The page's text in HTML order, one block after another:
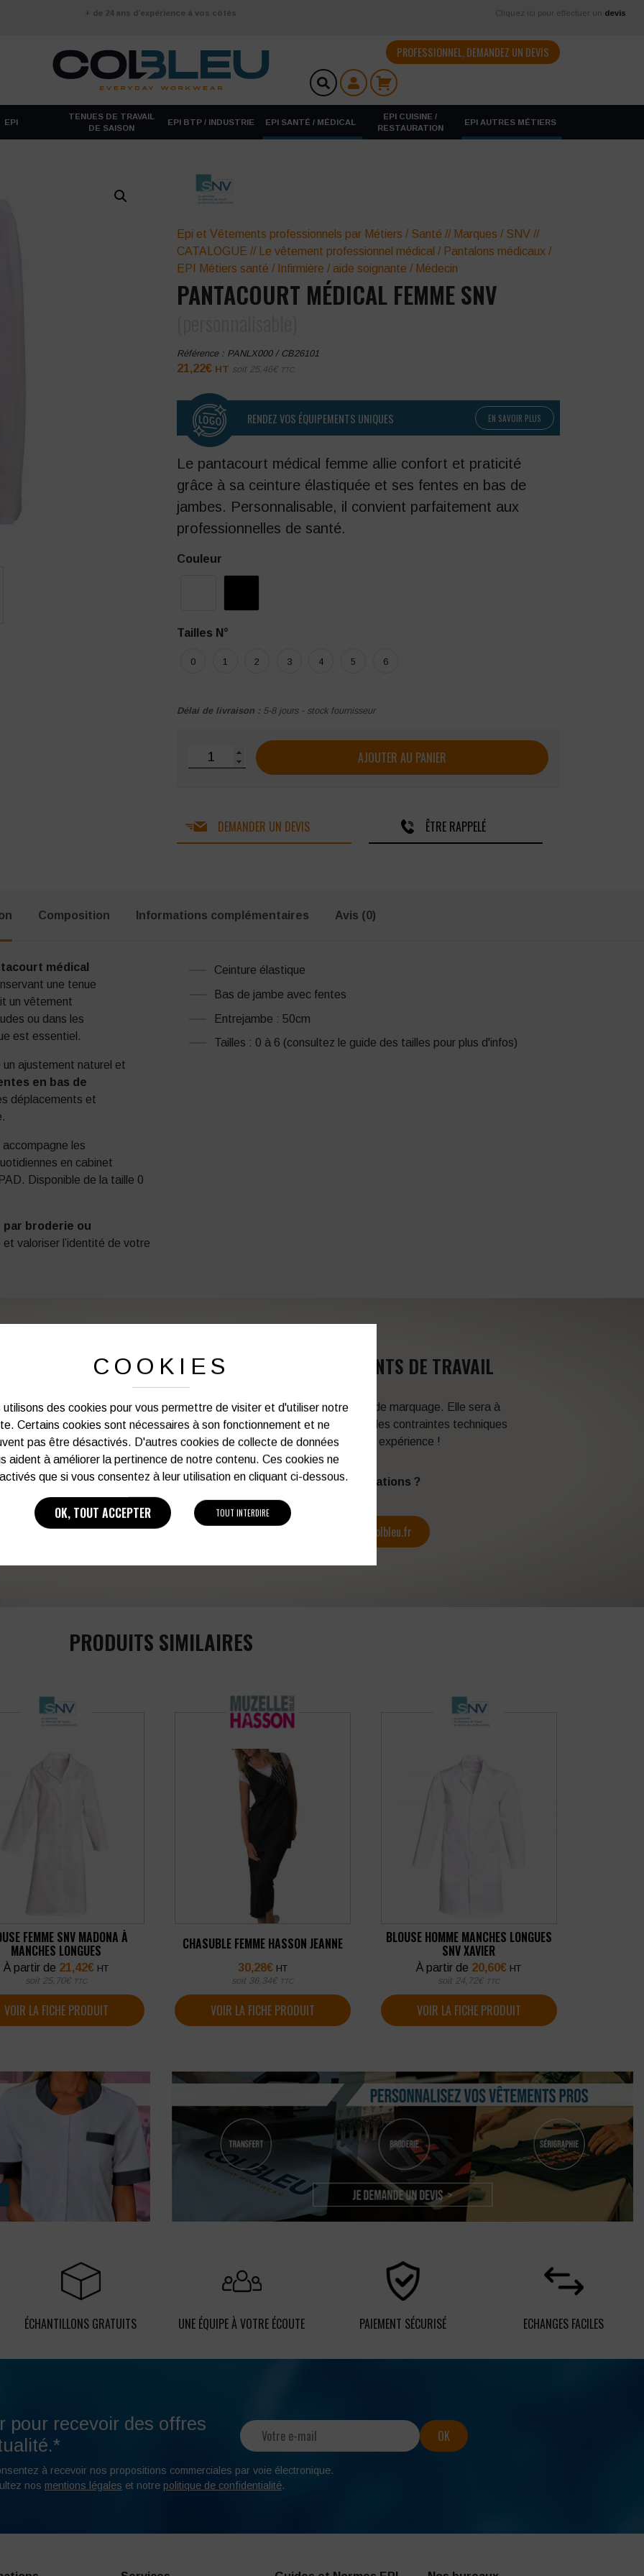
+ de 24 ans d’expérience à vos côtés Cliquez ici pour effectuer un devis
PROFESSIONNEL, DEMANDEZ UN DEVIS
EPI
TENUES DE TRAVAIL
DE SAISON
EPI BTP / INDUSTRIE EPI SANTÉ / MÉDICAL
EPI CUISINE /
RESTAURATION
EPI AUTRES MÉTIERS
Epi et Vêtements professionnels par Métiers / Santé // Marques / SNV //
CATALOGUE // Le vêtement professionnel médical / Pantalons médicaux /
EPI Métiers santé / Infirmière / aide soignante / Médecin
PANTACOURT MÉDICAL FEMME SNV
Référence : PANLX000 / CB26101
21,22€ HT soit 25,46€ TTC
RENDEZ VOS ÉQUIPEMENTS UNIQUES EN SAVOIR PLUS
Le pantacourt médical femme allie confort et praticité
grâce à sa ceinture élastiquée et ses fentes en bas de
jambes. Personnalisable, il convient parfaitement aux
professionnelles de santé.
Couleur
Tailles N°
0 1 2 3 4 5 6
Délai de livraison : 5-8 jours - stock fournisseur
quantité de Pantacourt médical femme SNV
AJOUTER AU PANIER
DEMANDER UN DEVIS ÊTRE RAPPELÉ
Composition Informations complémentaires Avis (0)
médical
une tenue
un vêtement
ou dans les
est essentiel.
un ajustement naturel et
en bas de
déplacements et
les
en cabinet
Disponible de la taille 0
par broderie ou
valoriser l’identité de votre
Ceinture élastique
Bas de jambe avec fentes
Entrejambe : 50cm
Tailles : 0 à 6 (consultez le guide des tailles pour plus d'infos)
PERSONNALISATION DE VOS VÊTEMENTS DE TRAVAIL
Notre graphiste connait les produits et les techniques de marquage. Elle sera à
votre service afin d’optimiser votre support en fonction des contraintes techniques
et de vos besoins d’image. Profitez de son expérience !
Vous souhaitez avoir plus d’informations ?
03 27 28 87 86 contact@colbleu.fr
PRODUITS SIMILAIRES
FEMME SNV MADONA À
MANCHES LONGUES
À partir de 21,42€ HT
soit 25,70€ TTC
VOIR LA FICHE PRODUIT
CHASUBLE FEMME HASSON JEANNE
30,28€ HT
soit 36,34€ TTC
VOIR LA FICHE PRODUIT
BLOUSE HOMME MANCHES LONGUES
SNV XAVIER
À partir de 20,60€ HT
soit 24,72€ TTC
VOIR LA FICHE PRODUIT
ÉCHANTILLONS GRATUITS UNE ÉQUIPE À VOTRE ÉCOUTE PAIEMENT SÉCURISÉ ECHANGES FACILES
pour recevoir des offres
à recevoir nos propositions commerciales par voie électronique.
nos mentions légales et notre politique de confidentialité.
COOKIES
utilisons des cookies pour vous permettre de visiter et d'utiliser notre
Certains cookies sont nécessaires à son fonctionnement et ne
pas être désactivés. D'autres cookies de collecte de données
aident à améliorer la pertinence de notre contenu. Ces cookies ne
que si vous consentez à leur utilisation en cliquant ci-dessous.
OK, TOUT ACCEPTER TOUT INTERDIRE